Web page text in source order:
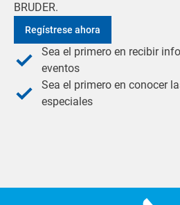
BRUDER.
Regístrese ahora
Sea el primero en recibir
eventos
Sea el primero en conocer
especiales